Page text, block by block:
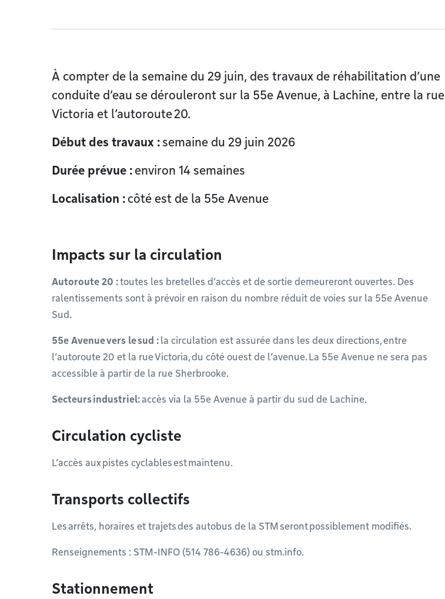
À compter de la semaine du 29 juin, des travaux de réhabilitation d’une
conduite d’eau se dérouleront sur la 55e Avenue, à Lachine, entre la rue
Victoria et l’autoroute 20.
Début des travaux : semaine du 29 juin 2026
Durée prévue : environ 14 semaines
Localisation : côté est de la 55e Avenue
Impacts sur la circulation
Autoroute 20 :toutes les bretelles d’accès et de sortie demeureront ouvertes. Des
ralentissements sont à prévoir en raison du nombre réduit de voies sur la 55e Avenue
Sud.
55e Avenue vers le sud : la circulation est assurée dans les deux directions, entre
l’autoroute 20 et la rue Victoria, du côté ouest de l’avenue. La 55e Avenue ne sera pas
accessible à partir de la rue Sherbrooke.
Secteurs industriel:accès via la 55e Avenue à partir du sud de Lachine.
Circulation cycliste
L’accès aux pistes cyclables est maintenu.
Transports collectifs
Les arrêts, horaires et trajets des autobus de la STM seront possiblement modifiés.
Renseignements : STM-INFO (514 786-4636) ou stm.info.
Stationnement